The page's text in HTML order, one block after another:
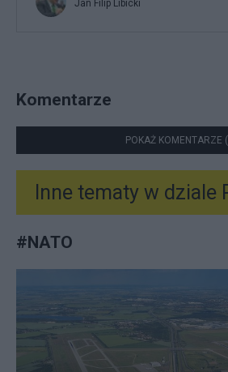
Jan Filip Libicki
Komentarze
POKAŻ KOMENTARZE
Inne tematy w dziale
#NATO